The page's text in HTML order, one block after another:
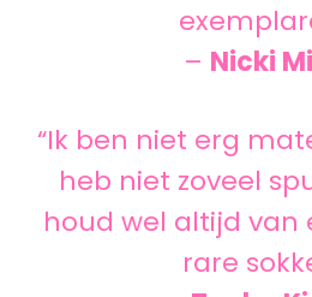
– Nicki
“Ik ben niet erg
heb niet zoveel
houd wel altijd van
rare